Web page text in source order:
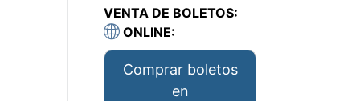
VENTA DE BOLETOS:
ONLINE:
Comprar boletos
en